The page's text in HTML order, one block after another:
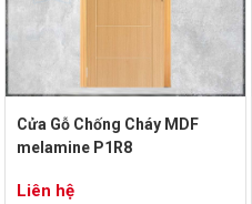
Cửa Gỗ Chống Cháy MDF
melamine P1R8
Liên hệ